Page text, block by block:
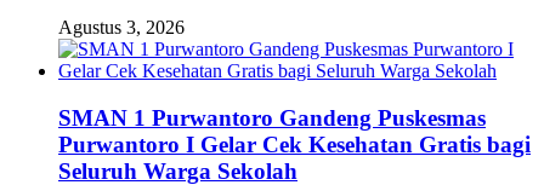
Agustus 3, 2026
SMAN 1 Purwantoro Gandeng Puskesmas
Purwantoro I Gelar Cek Kesehatan Gratis bagi
Seluruh Warga Sekolah